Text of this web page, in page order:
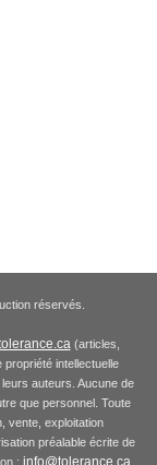
réservés.
(articles,
intellectuelle
auteurs. Aucune de
que personnel. Toute
vente, exploitation
préalable écrite de
: